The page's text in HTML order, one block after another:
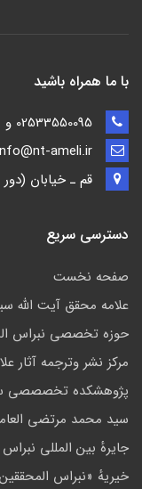
با ما همراه باشید
قم ـ خيابان (دور
دسترسی سریع
صفحه نخست
علامه محقق آیت الله
حوزه تخصصی نبراس
مركز نشر وترجمه آثار
پژوهشكده تخصصصى
سید محمد مرتضی
جايرهٔ بین المللی
خيريهٔ «نبراس